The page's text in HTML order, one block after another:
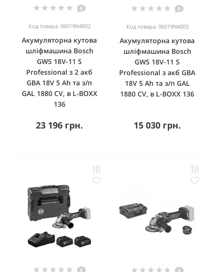
0
Код товара: 06019N4002
Акумуляторна кутова
шліфмашина Bosch
GWS 18V-11 S
Professional з 2 акб
GBA 18V 5 Ah та з/п
GAL 1880 CV, в L-BOXX
136
23 196 грн.
0
Код товара: 06019N4003
Акумуляторна кутова
шліфмашина Bosch
GWS 18V-11 S
Professional з акб GBA
18V 5 Ah та з/п GAL
1880 CV, в L-BOXX 136
15 030 грн.
0